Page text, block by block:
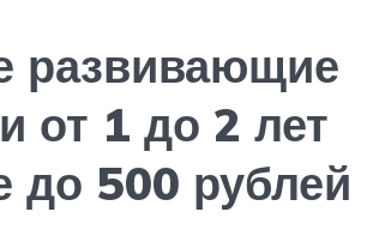
развивающие
от 1 до 2 лет
до 500 рублей